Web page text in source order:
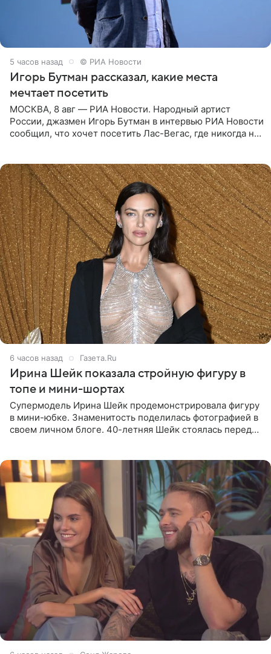
5 часов назад © РИА Новости
Игорь Бутман рассказал, какие места
мечтает посетить
МОСКВА, 8 авг — РИА Новости. Народный артист
России, джазмен Игорь Бутман в интервью РИА Новости
сообщил, что хочет посетить Лас-Вегас, где никогда не
6 часов назад Газета.Ru
Ирина Шейк показала стройную фигуру в
топе и мини-шортах
Супермодель Ирина Шейк продемонстрировала фигуру
в мини-юбке. Знаменитость поделилась фотографией в
своем личном блоге. 40-летняя Шейк стоялась перед